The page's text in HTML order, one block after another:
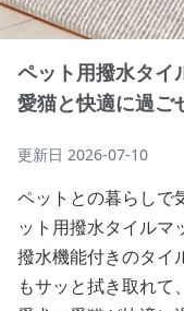
ペット用撥水タイ
愛猫と快適に過ご
更新日 2026-07-10
ペットとの暮らしで
ット用撥水タイルマ
撥水機能付きのタイ
もサッと拭き取れて